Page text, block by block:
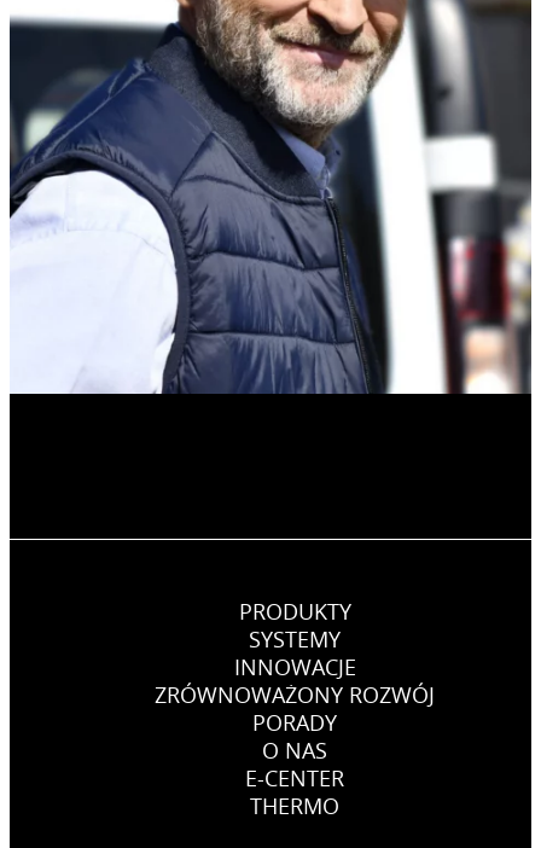
PRODUKTY
SYSTEMY
INNOWACJE
ZRÓWNOWAŻONY ROZWÓJ
PORADY
O NAS
E-CENTER
THERMO